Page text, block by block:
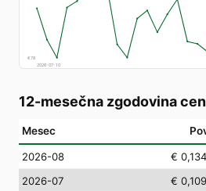
€78
2026-07-10
12-mesečna zgodovina cen
Mesec
2026-08 €
2026-07
€